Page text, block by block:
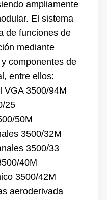
ampliamente
El sistema
de funciones de
mediante
componentes de
entre ellos:
VGA 3500/94M
25
50M
3500/32M
3500/33
40M
3500/42M
aeroderivada